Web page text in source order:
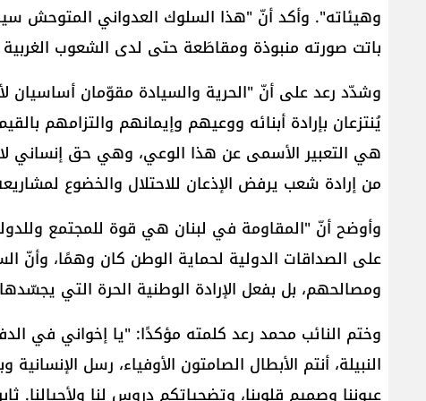
وهيئاته". وأكد أنّ "هذا السلوك العدواني المتوحش
باتت صورته منبوذة ومقاطَعة حتى لدى الشعوب الغربية
وشدّد رعد على أنّ "الحرية والسيادة مقوّمان أساسيان
يُنتزعان بإرادة أبنائه ووعيهم وإيمانهم والتزامهم
هي التعبير الأسمى عن هذا الوعي، وهي حق إنساني
من إرادة شعب يرفض الإذعان للاحتلال والخضوع
وأوضح أنّ "المقاومة في لبنان هي قوة للمجتمع
على الصداقات الدولية لحماية الوطن كان وهمًا، وأنّ
ومصالحهم، بل بفعل الإرادة الوطنية الحرة التي
وختم النائب محمد رعد كلمته مؤكدًا: "يا إخواني في
النبيلة، أنتم الأبطال الصامتون الأوفياء، رسل
عيوننا وصميم قلوبنا، وتضحياتكم دروس لنا ولأجيالنا.